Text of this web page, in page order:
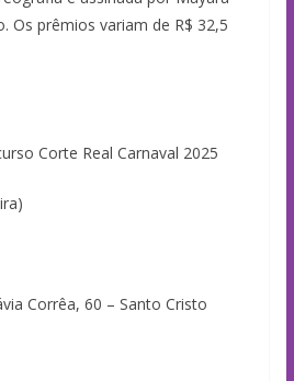
Os prêmios variam de R$ 32,5
Corte Real Carnaval 2025
Corrêa, 60 – Santo Cristo